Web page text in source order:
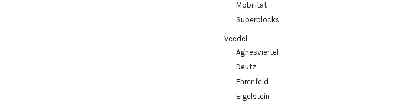
Mobilität
Superblocks
Veedel
Agnesviertel
Deutz
Ehrenfeld
Eigelstein